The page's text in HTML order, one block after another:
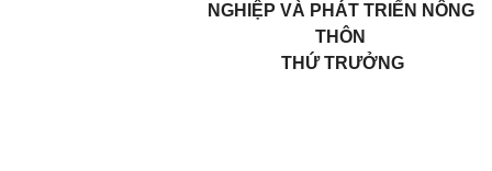
NGHIỆP VÀ PHÁT TRIỂN NÔNG
THÔN
THỨ TRƯỞNG